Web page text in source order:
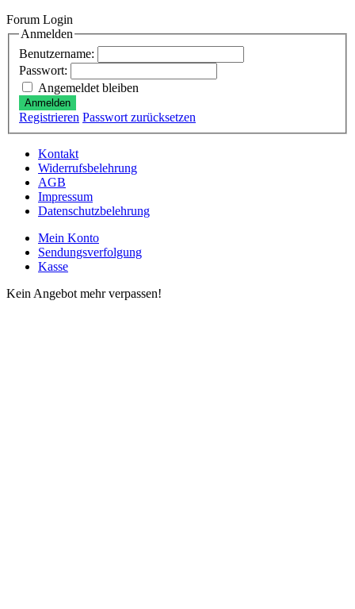
Forum Login
Anmelden
Benutzername:
Passwort:
Angemeldet bleiben
Anmelden
Registrieren Passwort zurücksetzen
Kontakt
Widerrufsbelehrung
AGB
Impressum
Datenschutzbelehrung
Mein Konto
Sendungsverfolgung
Kasse
Kein Angebot mehr verpassen!